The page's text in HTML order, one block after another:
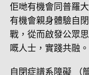
佢哋有機會同普羅
有機會親身體驗自
戰，從而啟發公眾
嘅人士，實踐共融。
自閉症譜系障礙 （